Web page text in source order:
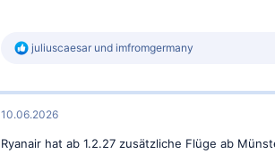
R
k
i
n
juliuscaesar und imfromgermany
10.06.2026
Ryanair hat ab 1.2.27 zusätzliche Flüge ab